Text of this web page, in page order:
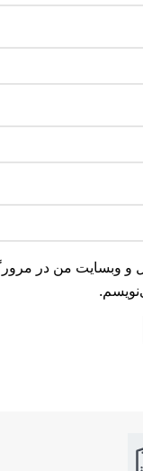
و وبسایت من در